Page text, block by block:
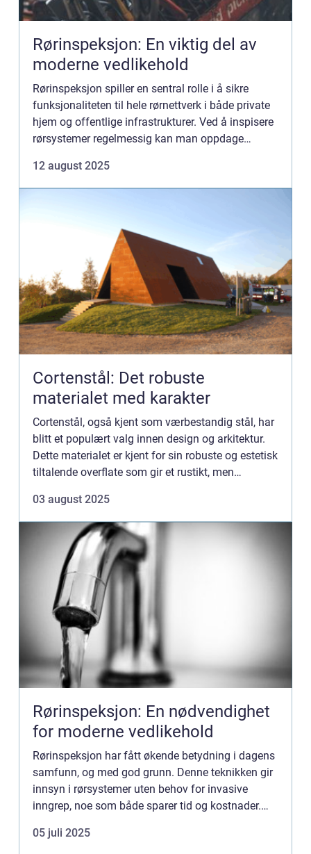
Rørinspeksjon: En viktig del av
moderne vedlikehold
Rørinspeksjon spiller en sentral rolle i å sikre
funksjonaliteten til hele rørnettverk i både private
hjem og offentlige infrastrukturer. Ved å inspisere
rørsystemer regelmessig kan man oppdage
12 august 2025
Cortenstål: Det robuste
materialet med karakter
Cortenstål, også kjent som værbestandig stål, har
blitt et populært valg innen design og arkitektur.
Dette materialet er kjent for sin robuste og estetisk
tiltalende overflate som gir et rustikt, men
03 august 2025
Rørinspeksjon: En nødvendighet
for moderne vedlikehold
Rørinspeksjon har fått økende betydning i dagens
samfunn, og med god grunn. Denne teknikken gir
innsyn i rørsystemer uten behov for invasive
inngrep, noe som både sparer tid og kostnader.
05 juli 2025